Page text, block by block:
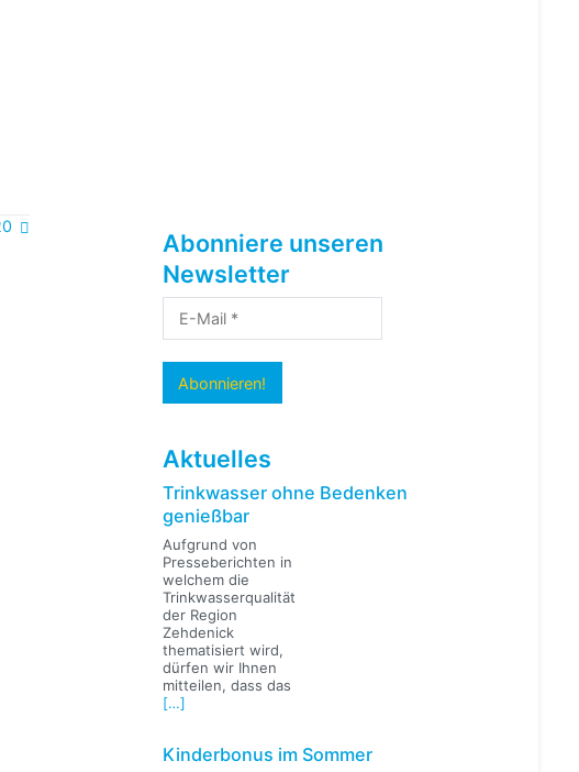
Abonniere unseren
Newsletter
Aktuelles
Trinkwasser ohne Bedenken
genießbar
Aufgrund von
Presseberichten in
welchem die
Trinkwasserqualität
der Region
Zehdenick
thematisiert wird,
dürfen wir Ihnen
mitteilen, dass das
[…]
Kinderbonus im Sommer